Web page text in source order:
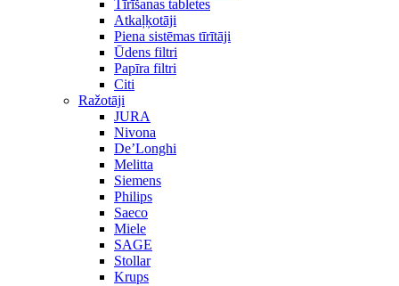
Tīrīšanas tabletes
Atkaļķotāji
Piena sistēmas tīrītāji
Ūdens filtri
Papīra filtri
Citi
Ražotāji
JURA
Nivona
De’Longhi
Melitta
Siemens
Philips
Saeco
Miele
SAGE
Stollar
Krups